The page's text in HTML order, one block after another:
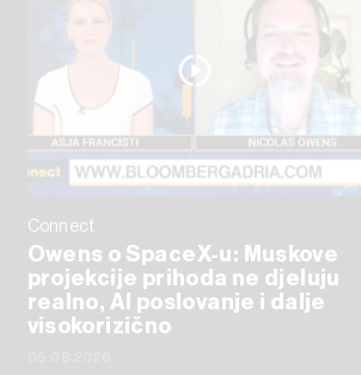
Connect
Owens o SpaceX-u: Muskove
projekcije prihoda ne djeluju
realno, AI poslovanje i dalje
visokorizično